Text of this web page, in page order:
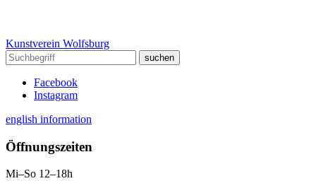
Kunstverein Wolfsburg
Facebook
Instagram
english information
Öffnungszeiten
Mi–So 12–18h